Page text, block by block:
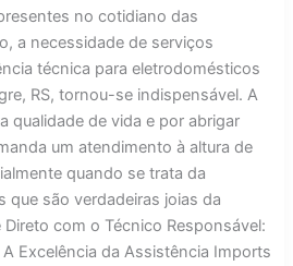
no cotidiano das
a necessidade de serviços
técnica para eletrodomésticos
RS, tornou-se indispensável. A
qualidade de vida e por abrigar
um atendimento à altura de
quando se trata da
que são verdadeiras joias da
com o Técnico Responsável:
Excelência da Assistência Imports